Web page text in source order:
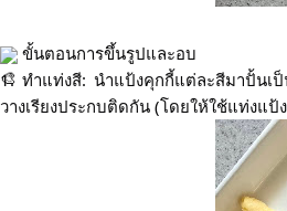
ขั้นตอนการขึ้นรูปและอบ
1. ทำแท่งสี: นำแป้งคุกกี้แต่ละสีมาปั้นเ
วางเรียงประกบติดกัน (โดยให้ใช้แท่งแ